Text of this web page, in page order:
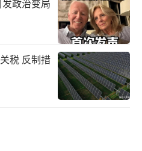
政治变局
税 反制措